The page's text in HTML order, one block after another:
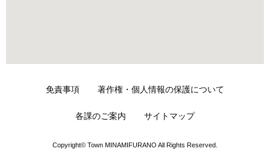
免責事項 著作権・個人情報の保護について
各課のご案内 サイトマップ
Copyright© Town MINAMIFURANO All Rights Reserved.